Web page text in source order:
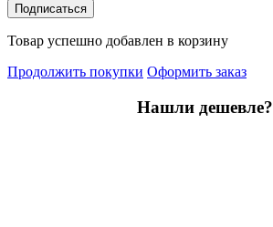
Подписаться
Товар успешно добавлен в корзину
Продолжить покупки Оформить заказ
Нашли дешевле?